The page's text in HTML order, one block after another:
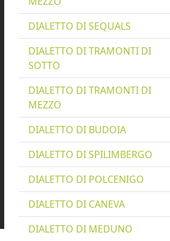
DIALETTO DI SEQUALS
DIALETTO DI TRAMONTI DI
SOTTO
DIALETTO DI TRAMONTI DI
MEZZO
DIALETTO DI BUDOIA
DIALETTO DI SPILIMBERGO
DIALETTO DI POLCENIGO
DIALETTO DI CANEVA
DIALETTO DI MEDUNO